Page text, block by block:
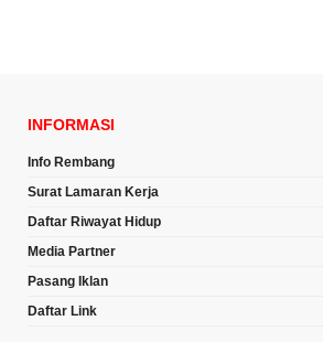
INFORMASI
Info Rembang
Surat Lamaran Kerja
Daftar Riwayat Hidup
Media Partner
Pasang Iklan
Daftar Link